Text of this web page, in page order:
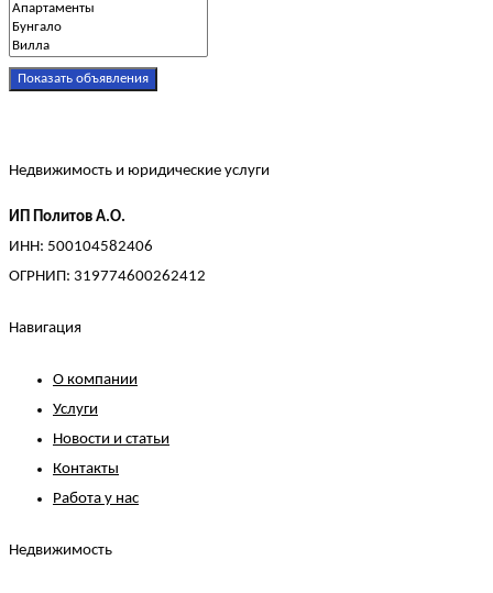
Показать объявления
Недвижимость и юридические услуги
ИП Политов А.О.
ИНН: 500104582406
ОГРНИП: 319774600262412
Навигация
О компании
Услуги
Новости и статьи
Контакты
Работа у нас
Недвижимость